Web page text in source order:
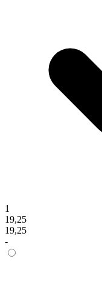
1
19,25
19,25
-